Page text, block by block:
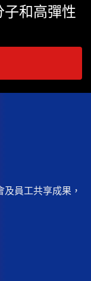
和高彈性
員工共享成果，